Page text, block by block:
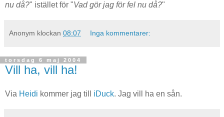
nu då?" istället för "Vad gör jag för fel nu då?"
Anonym klockan 08:07 Inga kommentarer:
torsdag 6 maj 2004
Vill ha, vill ha!
Via Heidi kommer jag till iDuck. Jag vill ha en sån.